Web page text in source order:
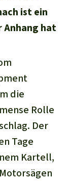
ist ein
Anhang hat
die
Rolle
Der
Tage
Kartell,